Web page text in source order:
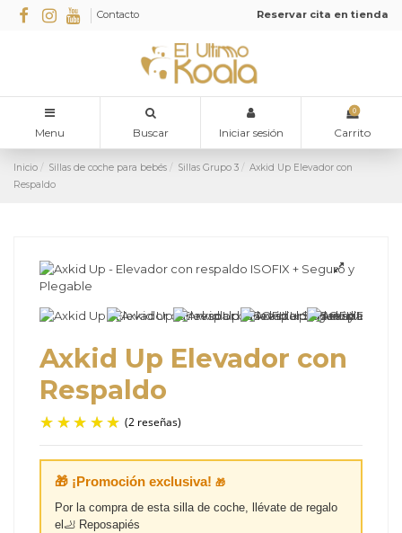
Contacto Reservar cita en tienda
Menu Buscar Iniciar sesión
0
Carrito
Inicio Sillas de coche para bebés Sillas Grupo 3
Axkid Up Elevador con
Respaldo
Axkid Up Elevador con
Respaldo
🎁 ¡Promoción exclusiva! 🎁
Por la compra de esta silla de coche, llévate de regalo
el🦶 Reposapiés